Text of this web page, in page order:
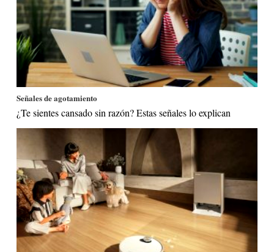
Señales de agotamiento
¿Te sientes cansado sin razón? Estas señales lo explican